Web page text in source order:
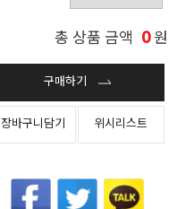
총 상품 금액 0원
구매하기
장바구니담기 위시리스트